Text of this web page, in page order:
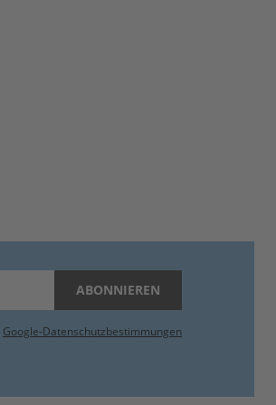
ABONNIEREN
Google-Datenschutzbestimmungen